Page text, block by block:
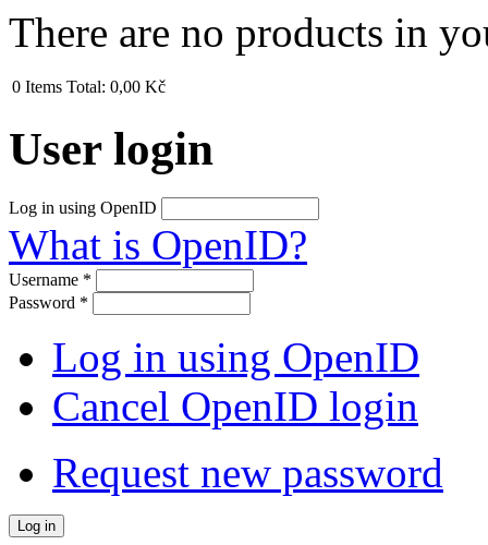
There are no products in
0 Items Total: 0,00 Kč
User login
Log in using OpenID
What is OpenID?
Username *
Password *
Log in using OpenID
Cancel OpenID login
Request new password